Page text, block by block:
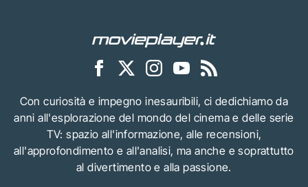
Con curiosità e impegno inesauribili, ci dedichiamo da
anni all'esplorazione del mondo del cinema e delle serie
TV: spazio all'informazione, alle recensioni,
all'approfondimento e all'analisi, ma anche e soprattutto
al divertimento e alla passione.